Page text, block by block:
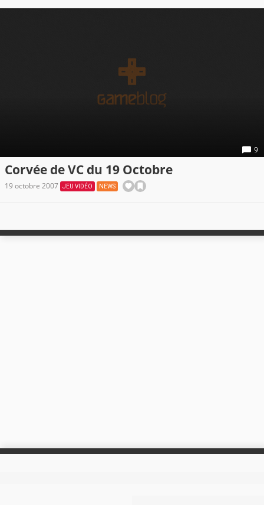
9
Corvée de VC du 19 Octobre
19 octobre 2007 JEU VIDÉO NEWS